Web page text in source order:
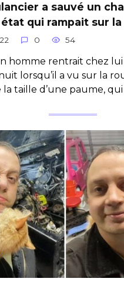
a sauvé un
état qui rampait sur
0 54
homme rentrait chez
lorsqu’il a vu sur la
taille d’une paume,